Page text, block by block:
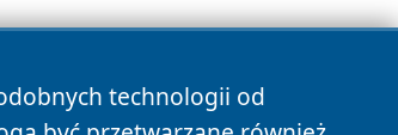
technologii od